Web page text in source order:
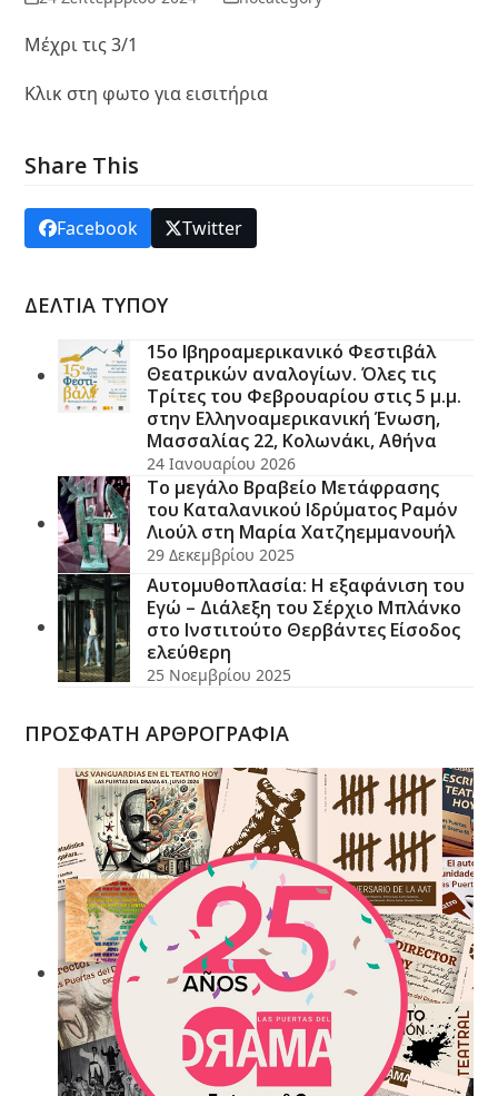
Μέχρι τις 3/1
Κλικ στη φωτο για εισιτήρια
Share This
Facebook Twitter
ΔΕΛΤΙΑ ΤΥΠΟΥ
15ο Ιβηροαμερικανικό Φεστιβάλ
Θεατρικών αναλογίων. Όλες τις
Τρίτες του Φεβρουαρίου στις 5 μ.μ.
στην Ελληνοαμερικανική Ένωση,
Μασσαλίας 22, Κολωνάκι, Αθήνα
24 Ιανουαρίου 2026
Το μεγάλο Βραβείο Μετάφρασης
του Καταλανικού Ιδρύματος Ραμόν
Λιούλ στη Μαρία Χατζηεμμανουήλ
29 Δεκεμβρίου 2025
Αυτομυθοπλασία: Η εξαφάνιση του
Εγώ – Διάλεξη του Σέρχιο Μπλάνκο
στο Ινστιτούτο Θερβάντες Είσοδος
ελεύθερη
25 Νοεμβρίου 2025
ΠΡΟΣΦΑΤΗ ΑΡΘΡΟΓΡΑΦΙΑ